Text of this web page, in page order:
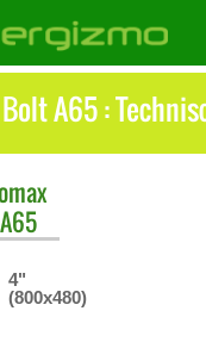
A65 :
4"
(800x480)